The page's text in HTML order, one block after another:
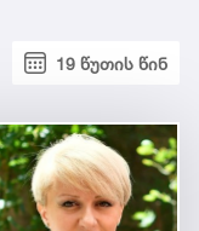
19 წუთის წინ